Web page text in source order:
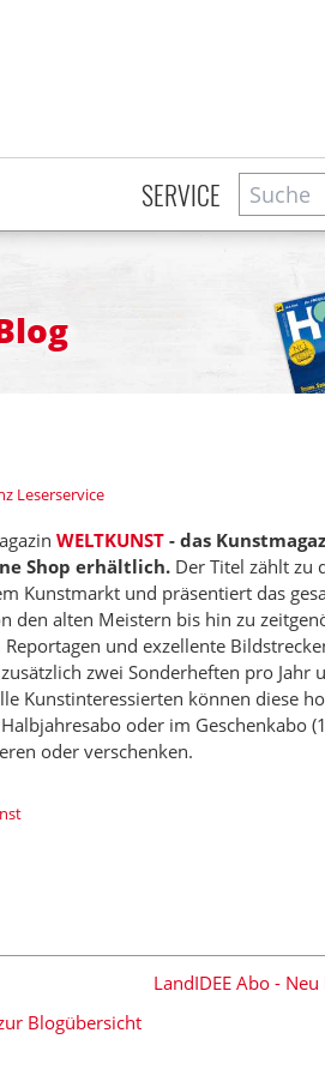
SERVICE Suche
Leserservice
WELTKUNST- das
Shop erhältlich.Der Titel zählt zu
Kunstmarkt und präsentiert das
den alten Meistern bis hin zu
und exzellente
zwei Sonderheften pro Jahr
Kunstinteressierten können diese
oder im Geschenkabo
oder verschenken.
LandIDEE Abo -
Blogübersicht